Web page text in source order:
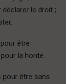
le droit ;
être
la honte.
pour être sans